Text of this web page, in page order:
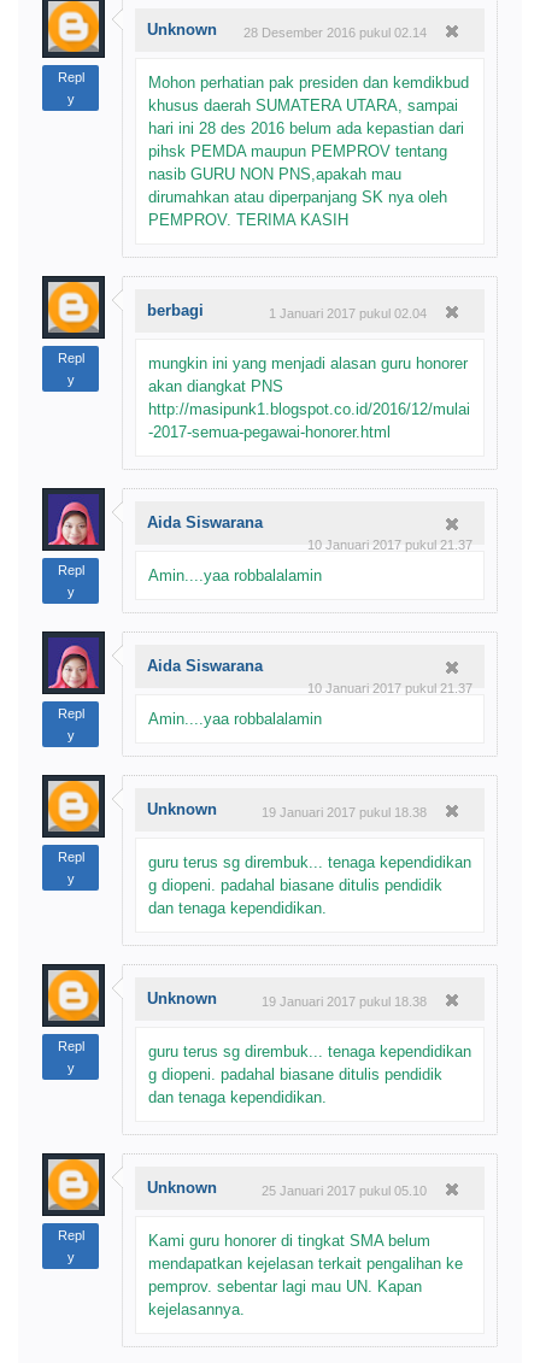
Repl
y
Unknown 28 Desember 2016 pukul 02.14
Mohon perhatian pak presiden dan kemdikbud
khusus daerah SUMATERA UTARA, sampai
hari ini 28 des 2016 belum ada kepastian dari
pihsk PEMDA maupun PEMPROV tentang
nasib GURU NON PNS,apakah mau
dirumahkan atau diperpanjang SK nya oleh
PEMPROV. TERIMA KASIH
Repl
y
berbagi 1 Januari 2017 pukul 02.04
mungkin ini yang menjadi alasan guru honorer
akan diangkat PNS
http://masipunk1.blogspot.co.id/2016/12/mulai
-2017-semua-pegawai-honorer.html
Repl
y
Aida Siswarana
10 Januari 2017 pukul 21.37
Amin....yaa robbalalamin
Repl
y
Aida Siswarana
10 Januari 2017 pukul 21.37
Amin....yaa robbalalamin
Repl
y
Unknown 19 Januari 2017 pukul 18.38
guru terus sg dirembuk... tenaga kependidikan
g diopeni. padahal biasane ditulis pendidik
dan tenaga kependidikan.
Repl
y
Unknown 19 Januari 2017 pukul 18.38
guru terus sg dirembuk... tenaga kependidikan
g diopeni. padahal biasane ditulis pendidik
dan tenaga kependidikan.
Repl
y
Unknown 25 Januari 2017 pukul 05.10
Kami guru honorer di tingkat SMA belum
mendapatkan kejelasan terkait pengalihan ke
pemprov. sebentar lagi mau UN. Kapan
kejelasannya.